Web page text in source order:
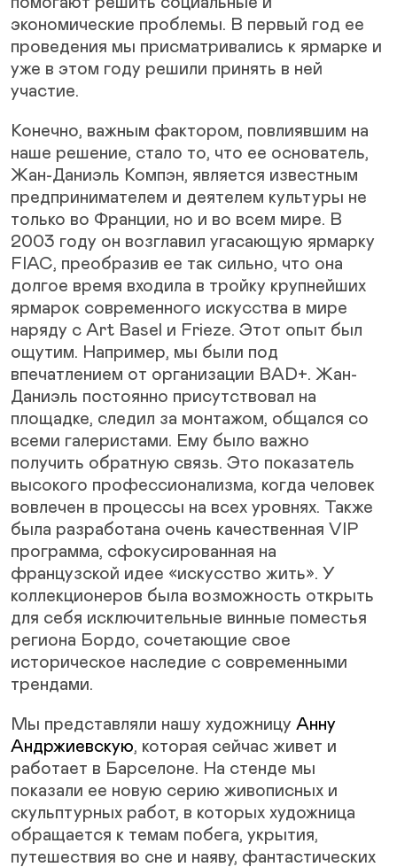
экономические проблемы. В первый год ее
проведения мы присматривались к ярмарке и
уже в этом году решили принять в ней
участие.
Конечно, важным фактором, повлиявшим на
наше решение, стало то, что ее основатель,
Жан-Даниэль Компэн, является известным
предпринимателем и деятелем культуры не
только во Франции, но и во всем мире. В
2003 году он возглавил угасающую ярмарку
FIAC, преобразив ее так сильно, что она
долгое время входила в тройку крупнейших
ярмарок современного искусства в мире
наряду с Art Basel и Frieze. Этот опыт был
ощутим. Например, мы были под
впечатлением от организации BAD+. Жан-
Даниэль постоянно присутствовал на
площадке, следил за монтажом, общался со
всеми галеристами. Ему было важно
получить обратную связь. Это показатель
высокого профессионализма, когда человек
вовлечен в процессы на всех уровнях. Также
была разработана очень качественная VIP
программа, сфокусированная на
французской идее «искусство жить». У
коллекционеров была возможность открыть
для себя исключительные винные поместья
региона Бордо, сочетающие свое
историческое наследие с современными
трендами.
Мы представляли нашу художницу Анну
Андржиевскую, которая сейчас живет и
работает в Барселоне. На стенде мы
показали ее новую серию живописных и
скульптурных работ, в которых художница
обращается к темам побега, укрытия,
путешествия во сне и наяву, фантастических